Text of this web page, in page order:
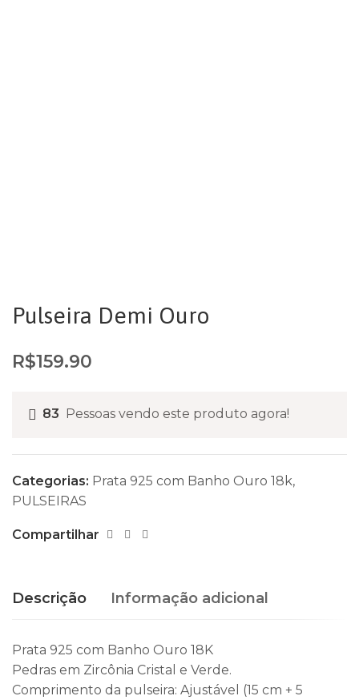
Pulseira Demi Ouro
R$159.90
83 Pessoas vendo este produto agora!
Categorias: Prata 925 com Banho Ouro 18k,
PULSEIRAS
Compartilhar
Descrição Informação adicional
Prata 925 com Banho Ouro 18K
Pedras em Zircônia Cristal e Verde.
Comprimento da pulseira: Ajustável (15 cm + 5